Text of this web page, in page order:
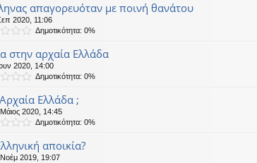
απαγορευόταν με ποινή θανάτου
2020, 11:06
Δημοτικότητα: 0%
στην αρχαία Ελλάδα
2020, 14:00
Δημοτικότητα: 0%
Ελλάδα ;
2020, 14:45
Δημοτικότητα: 0%
αποικία?
2019, 19:07